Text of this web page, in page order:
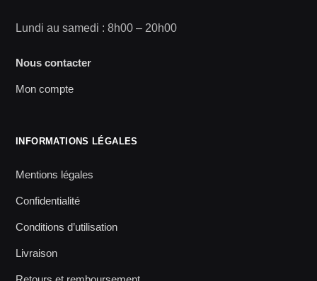
Lundi au samedi : 8h00 – 20h00
Nous contacter
Mon compte
INFORMATIONS LÉGALES
Mentions légales
Confidentialité
Conditions d’utilisation
Livraison